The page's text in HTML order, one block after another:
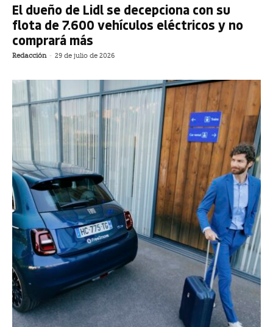
El dueño de Lidl se decepciona con su
flota de 7.600 vehículos eléctricos y no
comprará más
Redacción - 29 de julio de 2026